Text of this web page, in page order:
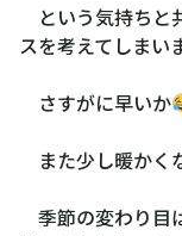
という気持ちと
スを考えてしまい
さすがに早いか
また少し暖かく
季節の変わり目